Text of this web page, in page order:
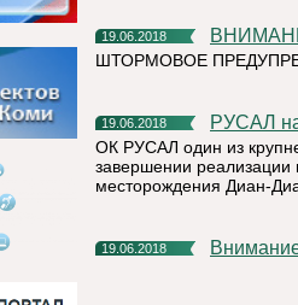
19.06.2018
ШТОРМОВОЕ
19.06.2018 РУСАЛ
ОК РУСАЛ один из
завершении реализации
месторождения Диан-
19.06.2018